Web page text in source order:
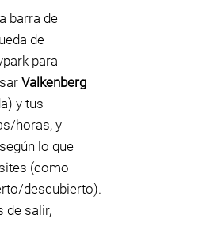
barra de
de
para
Valkenberg
y tus
horas, y
lo que
(como
descubierto).
de salir,